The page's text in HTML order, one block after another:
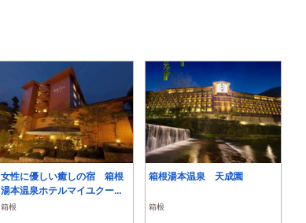
女性に優しい癒しの宿 箱根
湯本温泉ホテルマイユクール
祥月
箱根
箱根湯本温泉 天成園
箱根